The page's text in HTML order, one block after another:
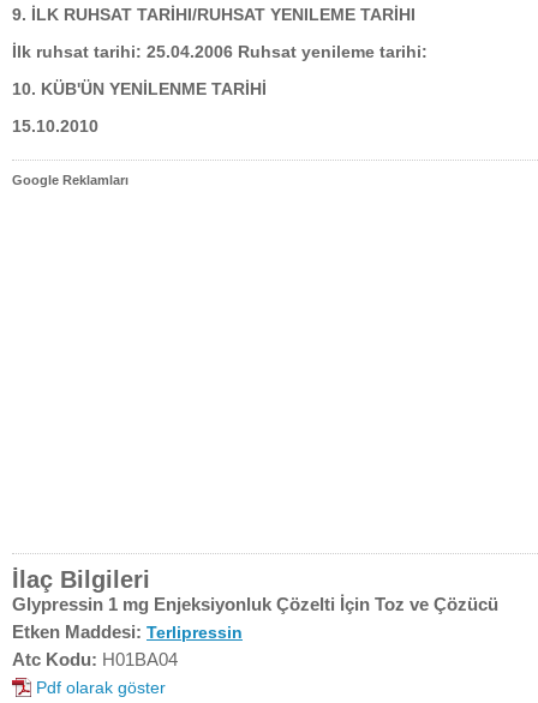
9. İLK RUHSAT TARİHI/RUHSAT YENILEME TARİHI
İlk ruhsat tarihi: 25.04.2006 Ruhsat yenileme tarihi:
10. KÜB'ÜN YENİLENME TARİHİ
15.10.2010
Google Reklamları
İlaç Bilgileri
Glypressin 1 mg Enjeksiyonluk Çözelti İçin Toz ve Çözücü
Etken Maddesi: Terlipressin
Atc Kodu: H01BA04
Pdf olarak göster